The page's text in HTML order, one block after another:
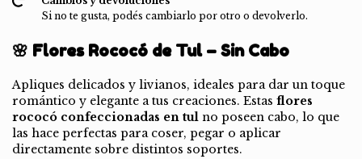
Si no te gusta, podés cambiarlo por otro o devolverlo.
🌸 Flores Rococó de Tul – Sin Cabo
Apliques delicados y livianos, ideales para dar un toque
romántico y elegante a tus creaciones. Estas flores
rococó confeccionadas en tul no poseen cabo, lo que
las hace perfectas para coser, pegar o aplicar
directamente sobre distintos soportes.